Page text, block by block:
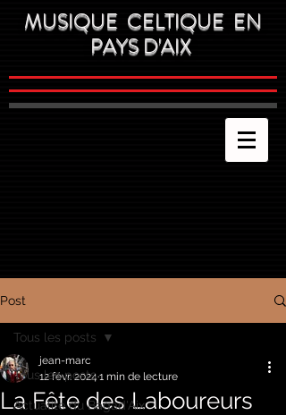
MUSIQUE CELTIQUE EN
PAYS D'AIX
Post
Tous les posts
Actualité du Bagad'Aix
Tous les posts
La Fête des Laboureurs
jean-marc
12 févr. 2024 1 min de lecture